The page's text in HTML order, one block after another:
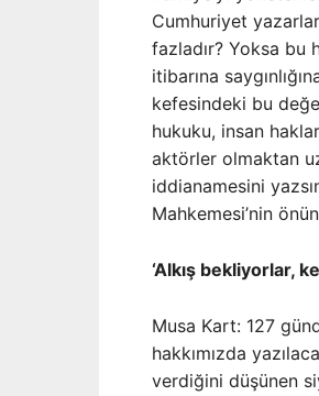
Cumhuriyet
fazladır? Yoksa bu
itibarına
kefesindeki bu
hukuku, insan
aktörler olmaktan
iddianamesini
Mahkemesi’nin
‘Alkış bekliyorlar,
Musa Kart: 127
hakkımızda
verdiğini düşünen